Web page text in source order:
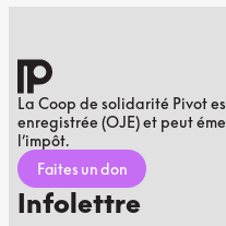
La Coop de solidarité Pivot
enregistrée (OJE) et peut
l’impôt.
Faites un don
Infolettre